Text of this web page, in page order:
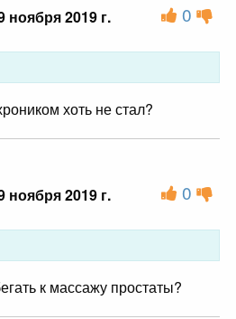
ноября 2019 г. 0
хоть не стал?
ноября 2019 г. 0
к массажу простаты?